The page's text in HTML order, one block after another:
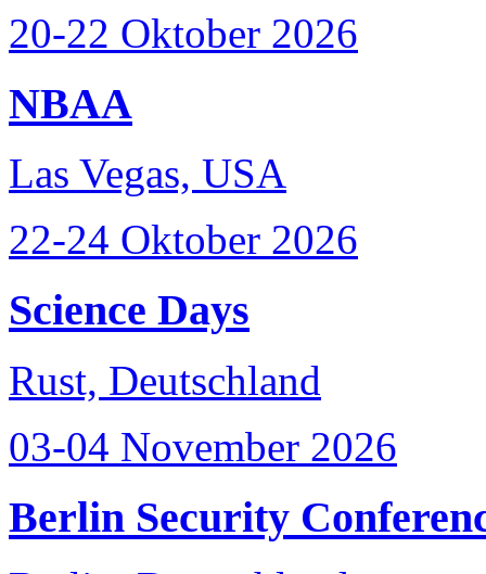
20-22 Oktober 2026
NBAA
Las Vegas, USA
22-24 Oktober 2026
Science Days
Rust, Deutschland
03-04 November 2026
Berlin Security